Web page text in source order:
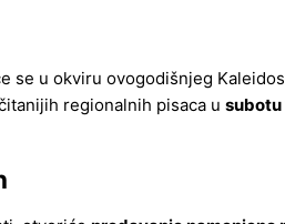
se u okviru ovogodišnjeg
regionalnih pisaca u subotu